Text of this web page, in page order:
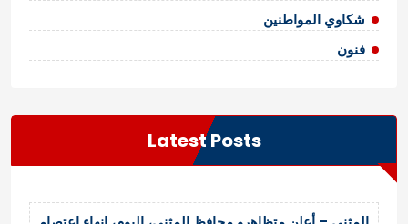
شكاوي المواطنين
فنون
Latest Posts